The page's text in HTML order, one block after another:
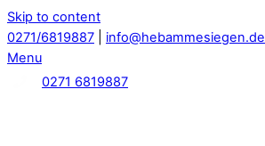
Skip to content
0271/6819887
info@hebammesiegen.de
Menu
0271 6819887